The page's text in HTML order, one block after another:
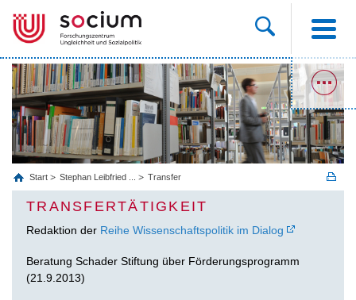
Start Stephan Leibfried ... Transfer
TRANSFERTÄTIGKEIT
Redaktion der Reihe Wissenschaftspolitik im Dialog
Beratung Schader Stiftung über Förderungsprogramm
(21.9.2013)